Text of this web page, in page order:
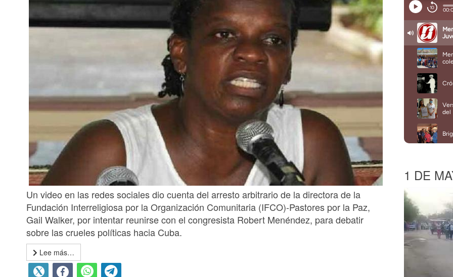
Un video en las redes sociales dio cuenta del arresto arbitrario de la directora de la
Fundación Interreligiosa por la Organización Comunitaria (IFCO)-Pastores por la Paz,
Gail Walker, por intentar reunirse con el congresista Robert Menéndez, para debatir
sobre las crueles políticas hacia Cuba.
Lee más…
1 DE